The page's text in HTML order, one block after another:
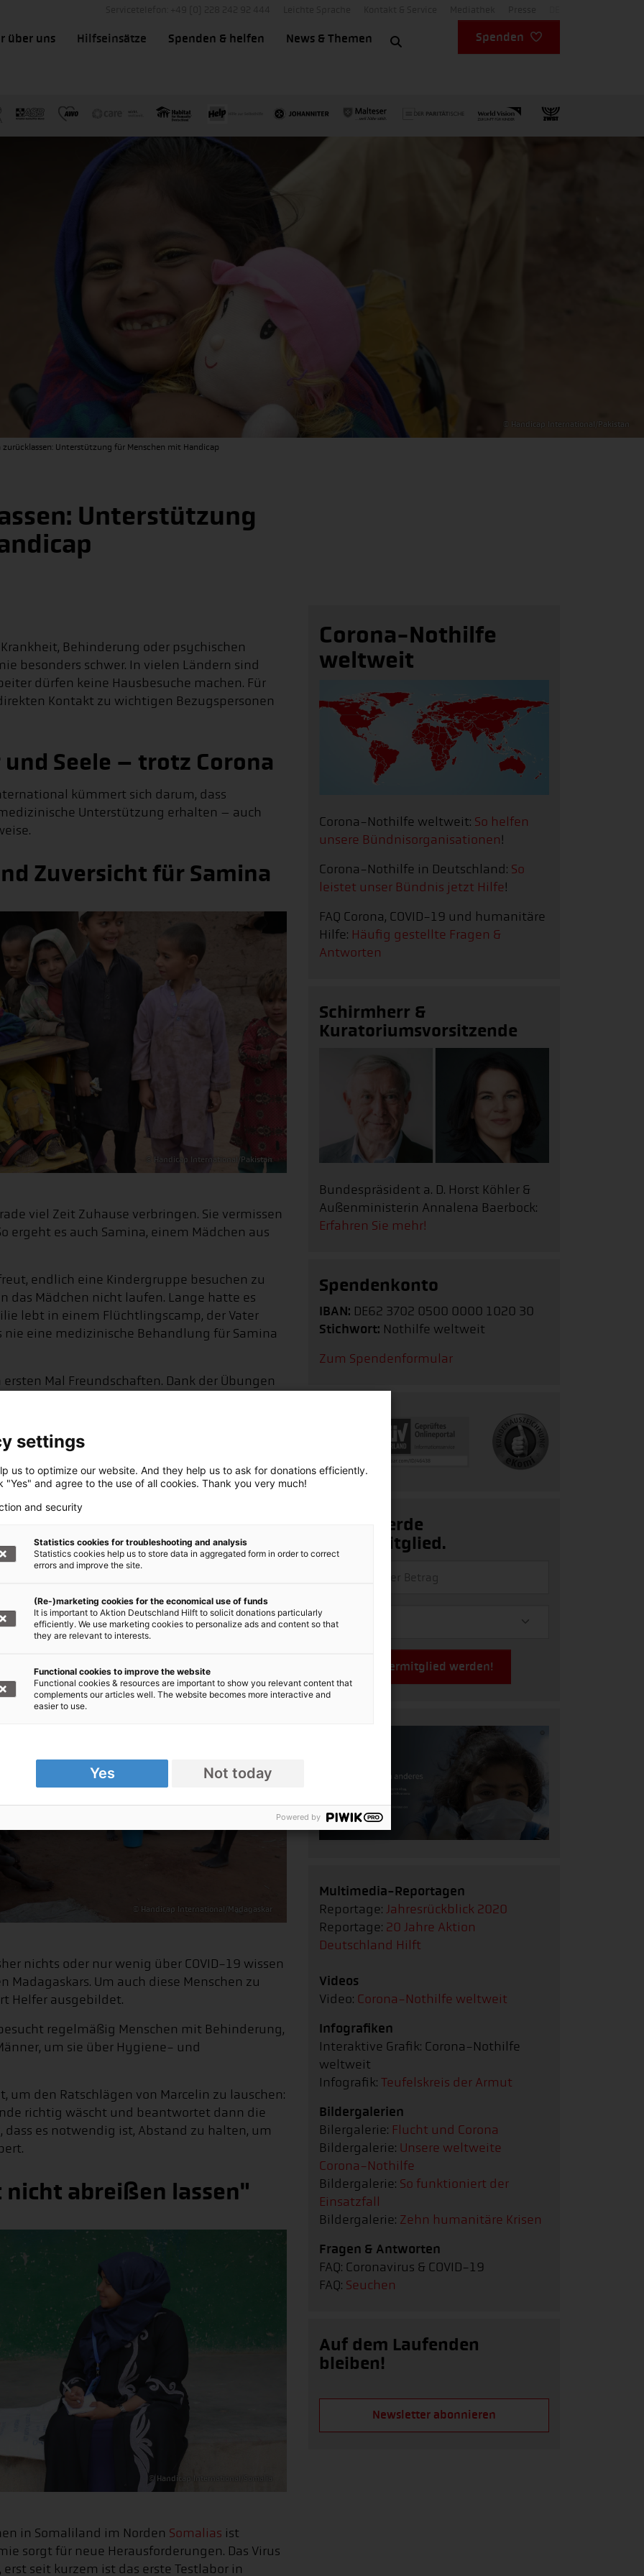
über uns Hilfseinsätze Spenden & helfen News & Themen Spenden
© Handicap International/Pakistan
zurücklassen: Unterstützung für Menschen mit Handicap
Unterstützung
Behinderung oder psychischen
besonders schwer. In vielen Ländern sind
dürfen keine Hausbesuche machen. Für
Kontakt zu wichtigen Bezugspersonen
Seele – trotz Corona
kümmert sich darum, dass
Unterstützung erhalten – auch
Zuversicht für Samina
© Handicap International/Pakistan
viel Zeit Zuhause verbringen. Sie vermissen
ergeht es auch Samina, einem Mädchen aus
endlich eine Kindergruppe besuchen zu
das Mädchen nicht laufen. Lange hatte es
lebt in einem Flüchtlingscamp, der Vater
nie eine medizinische Behandlung für Samina
Mal Freundschaften. Dank der Übungen
beweglicher. Ihre Betreuerin Sumaira Bibi
im Freien sehr glücklich. Wir haben deutlich
geistigen Entwicklung festgestellt. Kinder
und spielen."
Wege, damit Saminas Fortschritte trotz der
haben den Kontakt zu ihrer Mutter
mit Samina zu Hause ihre Übungen
tut dem kleinen Mädchen gut und
den Freunden zu überbrücken.
für alle
© Handicap International/Madagaskar
nichts oder nur wenig über COVID-19 wissen
Um auch diese Menschen zu
Helfer ausgebildet.
regelmäßig Menschen mit Behinderung,
um sie über Hygiene- und
um den Ratschlägen von Marcelin zu lauschen:
richtig wäscht und beantwortet dann die
dass es notwendig ist, Abstand zu halten, um
nicht abreißen lassen"
© Handicap International/Somalia
in Somaliland im Norden Somalias ist
sorgt für neue Herausforderungen. Das Virus
seit kurzem ist das erste Testlabor in
Corona-Nothilfe
weltweit
Corona-Nothilfe weltweit: So helfen
unsere Bündnisorganisationen!
Corona-Nothilfe in Deutschland: So
leistet unser Bündnis jetzt Hilfe!
FAQ Corona, COVID-19 und humanitäre
Hilfe: Häufig gestellte Fragen &
Antworten
Schirmherr &
Kuratoriumsvorsitzende
Bundespräsident a. D. Horst Köhler &
Außenministerin Annalena Baerbock:
Erfahren Sie mehr!
Spendenkonto
IBAN: DE62 3702 0500 0000 1020 30
Stichwort: Nothilfe weltweit
Zum Spendenformular
Ja, ich werde
Fördermitglied.
Jetzt Fördermitglied werden!
Multimedia-Reportagen
Reportage: Jahresrückblick 2020
Reportage: 20 Jahre Aktion
Deutschland Hilft
Videos
Video: Corona-Nothilfe weltweit
Infografiken
Interaktive Grafik: Corona-Nothilfe
weltweit
Infografik: Teufelskreis der Armut
Bildergalerien
Bilergalerie: Flucht und Corona
Bildergalerie: Unsere weltweite
Corona-Nothilfe
Bildergalerie: So funktioniert der
Einsatzfall
Bildergalerie: Zehn humanitäre Krisen
Fragen & Antworten
FAQ: Coronavirus & COVID-19
FAQ: Seuchen
Auf dem Laufenden
bleiben!
Newsletter abonnieren
settings
us to optimize our website. And they help us to ask for donations efficiently.
"Yes" and agree to the use of all cookies. Thank you very much!
and security
Statistics cookies for troubleshooting and analysis
Statistics cookies help us to store data in aggregated form in order to correct
errors and improve the site.
(Re-)marketing cookies for the economical use of funds
It is important to Aktion Deutschland Hilft to solicit donations particularly
efficiently. We use marketing cookies to personalize ads and content so that
they are relevant to interests.
Functional cookies to improve the website
Functional cookies & resources are important to show you relevant content that
complements our articles well. The website becomes more interactive and
easier to use.
Yes Not today
Powered by